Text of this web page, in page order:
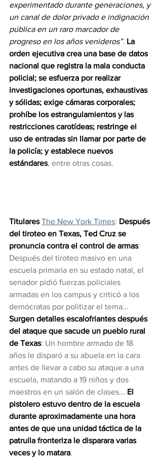
experimentado durante generaciones, y
un canal de dolor privado e indignación
pública en un raro marcador de
progreso en los años venideros”. La
orden ejecutiva crea una base de datos
nacional que registra la mala conducta
policial; se esfuerza por realizar
investigaciones oportunas, exhaustivas
y sólidas; exige cámaras corporales;
prohíbe los estrangulamientos y las
restricciones carotídeas; restringe el
uso de entradas sin llamar por parte de
la policía; y establece nuevos
estándares, entre otras cosas.
Titulares The New York Times: Después
del tiroteo en Texas, Ted Cruz se
pronuncia contra el control de armas:
Después del tiroteo masivo en una
escuela primaria en su estado natal, el
senador pidió fuerzas policiales
armadas en los campus y criticó a los
demócratas por politizar el tema...
Surgen detalles escalofriantes después
del ataque que sacude un pueblo rural
de Texas: Un hombre armado de 18
años le disparó a su abuela en la cara
antes de llevar a cabo su ataque a una
escuela, matando a 19 niños y dos
maestros en un salón de clases... El
pistolero estuvo dentro de la escuela
durante aproximadamente una hora
antes de que una unidad táctica de la
patrulla fronteriza le disparara varias
veces y lo matara.